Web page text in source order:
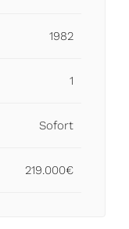
1982
1
Sofort
219.000€